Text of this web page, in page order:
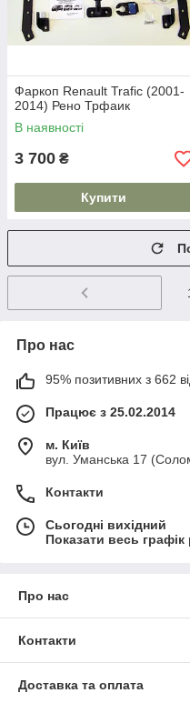
Фаркоп Renault Trafic (2001-
2014) Рено Трфаик
В наявності
3 700 ₴
Купити
Про нас
95% позитивних з 662
Працює з 25.02.2014
м. Київ
вул. Уманська 17
Контакти
Сьогодні вихідний
Показати весь графік
Про нас
Контакти
Доставка та оплата